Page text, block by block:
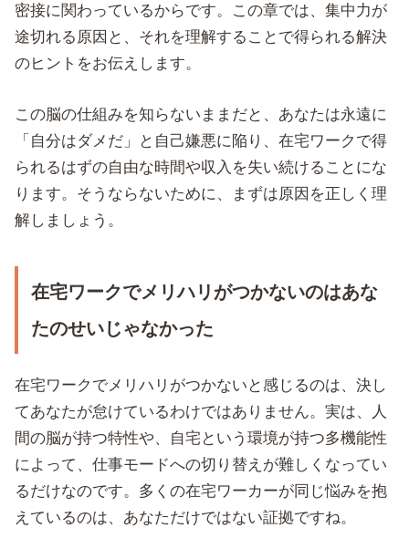
密接に関わっているからです。この章では、集中力が
途切れる原因と、それを理解することで得られる解決
のヒントをお伝えします。
この脳の仕組みを知らないままだと、あなたは永遠に
「自分はダメだ」と自己嫌悪に陥り、在宅ワークで得
られるはずの自由な時間や収入を失い続けることにな
ります。そうならないために、まずは原因を正しく理
解しましょう。
在宅ワークでメリハリがつかないのはあな
たのせいじゃなかった
在宅ワークでメリハリがつかないと感じるのは、決し
てあなたが怠けているわけではありません。実は、人
間の脳が持つ特性や、自宅という環境が持つ多機能性
によって、仕事モードへの切り替えが難しくなってい
るだけなのです。多くの在宅ワーカーが同じ悩みを抱
えているのは、あなただけではない証拠ですね。